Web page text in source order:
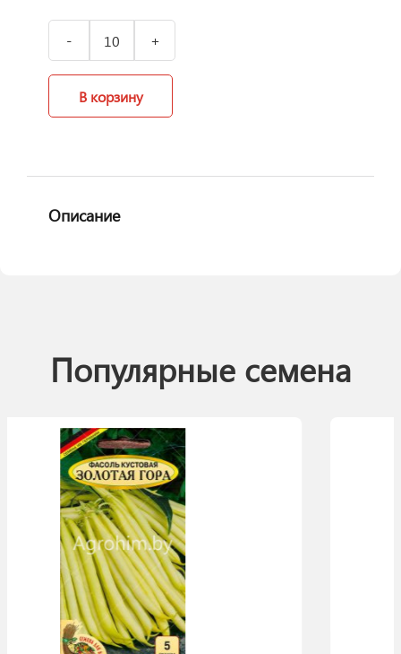
В корзину
Описание
Популярные семена